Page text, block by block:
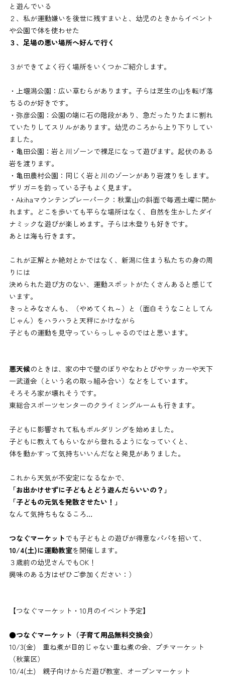
と遊んでいる
２、私が運動嫌いを後世に残すまいと、幼児のときからイベント
や公園で体を使わせた
３、足場の悪い場所へ好んで行く
３ができてよく行く場所をいくつかご紹介します。
・上堰潟公園：広い草むらがあります。子らは芝生の山を転げ落
ちるのが好きです。
・弥彦公園：公園の端に石の階段があり、急だったりたまに割れ
ていたりしてスリルがあります。幼児のころから上り下りしてい
ました。
・亀田公園：岩と川ゾーンで裸足になって遊びます。起伏のある
岩を渡ります。
・亀田農村公園：同じく岩と川のゾーンがあり岩渡りをします。
ザリガニを釣っている子もよく見ます。
・Akihaマウンテンプレーパーク：秋葉山の斜面で毎週土曜に開か
れます。どこを歩いても平らな場所はなく、自然を生かしたダイ
ナミックな遊びが楽しめます。子らは木登りも好きです。
あとは海も行きます。
これが正解とか絶対とかではなく、新潟に住まう私たちの身の周
りには
決められた遊び方のない、運動スポットがたくさんあると感じて
います。
きっとみなさんも、（やめてくれ～）と（面白そうなことしてん
じゃん）をハラハラと天秤にかけながら
子どもの運動を見守っていらっしゃるのではと思います。
悪天候のときは、家の中で壁のぼりやなわとびやサッカーや天下
一武道会（という名の取っ組み合い）などをしています。
そろそろ家が壊れそうです。
東総合スポーツセンターのクライミングルームも行きます。
子どもに影響されて私もボルダリングを始めました。
子どもに教えてもらいながら登れるようになっていくと、
体を動かすって気持ちいいんだなと発見がありました。
これから天気が不安定になるなかで、
「お出かけせずに子どもとどう遊んだらいいの？」
「子どもの元気を発散させたい！」
なんて気持ちもなるころ…
つなぐマーケット でも子どもとの遊びが得意なパパを招いて、
10/4(土)に運動教室を開催します。
３歳前の幼児さんでもOK！
興味のある方はぜひご参加ください：）
【つなぐマーケット・10月のイベント予定】
●つなぐマーケット（子育て用品無料交換会）
10/3(金) 重ね煮が目的じゃない重ね煮の会、プチマーケット
（秋葉区）
10/4(土) 親子向けからだ遊び教室、オープンマーケット